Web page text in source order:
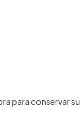
para conservar